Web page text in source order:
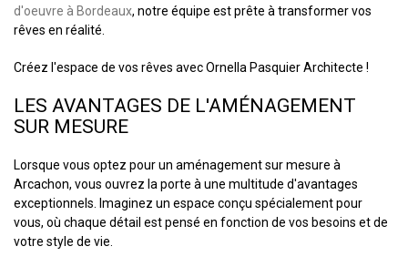
d'oeuvre à Bordeaux, notre équipe est prête à transformer vos
rêves en réalité.
Créez l'espace de vos rêves avec Ornella Pasquier Architecte !
LES AVANTAGES DE L'AMÉNAGEMENT
SUR MESURE
Lorsque vous optez pour un aménagement sur mesure à
Arcachon, vous ouvrez la porte à une multitude d'avantages
exceptionnels. Imaginez un espace conçu spécialement pour
vous, où chaque détail est pensé en fonction de vos besoins et de
votre style de vie.